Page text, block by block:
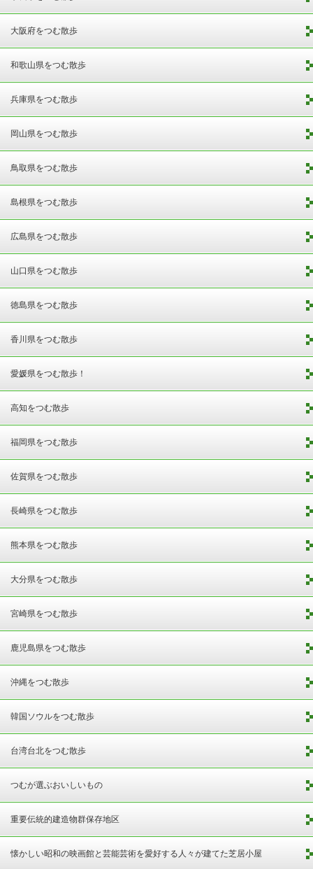
大阪府をつむ散歩
和歌山県をつむ散歩
兵庫県をつむ散歩
岡山県をつむ散歩
鳥取県をつむ散歩
島根県をつむ散歩
広島県をつむ散歩
山口県をつむ散歩
徳島県をつむ散歩
香川県をつむ散歩
愛媛県をつむ散歩！
高知をつむ散歩
福岡県をつむ散歩
佐賀県をつむ散歩
長崎県をつむ散歩
熊本県をつむ散歩
大分県をつむ散歩
宮崎県をつむ散歩
鹿児島県をつむ散歩
沖縄をつむ散歩
韓国ソウルをつむ散歩
台湾台北をつむ散歩
つむが選ぶおいしいもの
重要伝統的建造物群保存地区
懐かしい昭和の映画館と芸能芸術を愛好する人々が建てた芝居小屋